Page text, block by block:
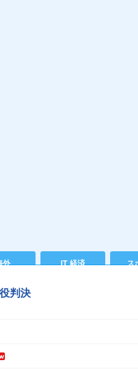
外 IT 経済 ス
判決